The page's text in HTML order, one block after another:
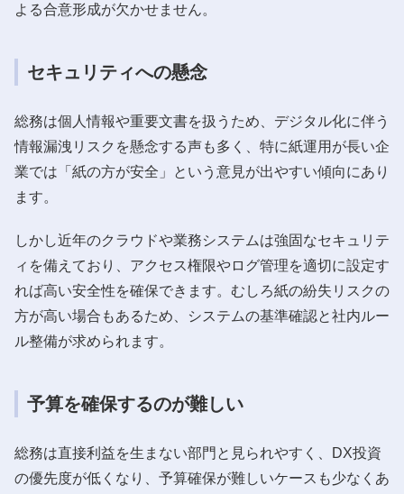
よる合意形成が欠かせません。
セキュリティへの懸念
総務は個人情報や重要文書を扱うため、デジタル化に伴う
情報漏洩リスクを懸念する声も多く、特に紙運用が長い企
業では「紙の方が安全」という意見が出やすい傾向にあり
ます。
しかし近年のクラウドや業務システムは強固なセキュリテ
ィを備えており、アクセス権限やログ管理を適切に設定す
れば高い安全性を確保できます。むしろ紙の紛失リスクの
方が高い場合もあるため、システムの基準確認と社内ルー
ル整備が求められます。
予算を確保するのが難しい
総務は直接利益を生まない部門と見られやすく、DX投資
の優先度が低くなり、予算確保が難しいケースも少なくあ